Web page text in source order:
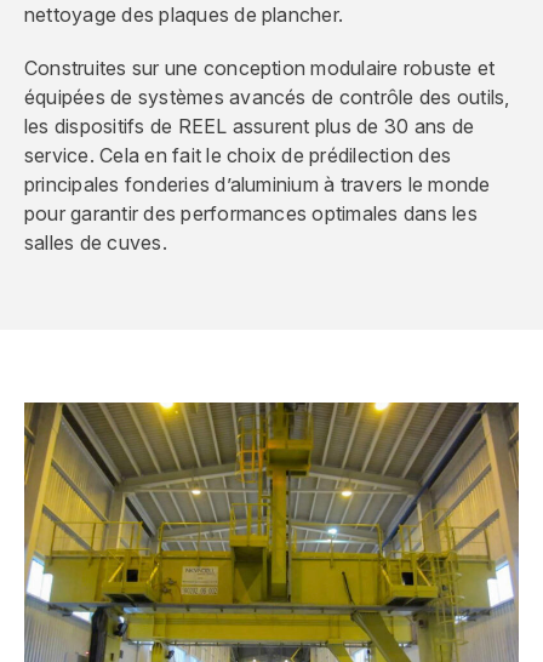
nettoyage des plaques de plancher.
Construites sur une conception modulaire robuste et
équipées de systèmes avancés de contrôle des outils,
les dispositifs de REEL assurent plus de 30 ans de
service. Cela en fait le choix de prédilection des
principales fonderies d’aluminium à travers le monde
pour garantir des performances optimales dans les
salles de cuves.